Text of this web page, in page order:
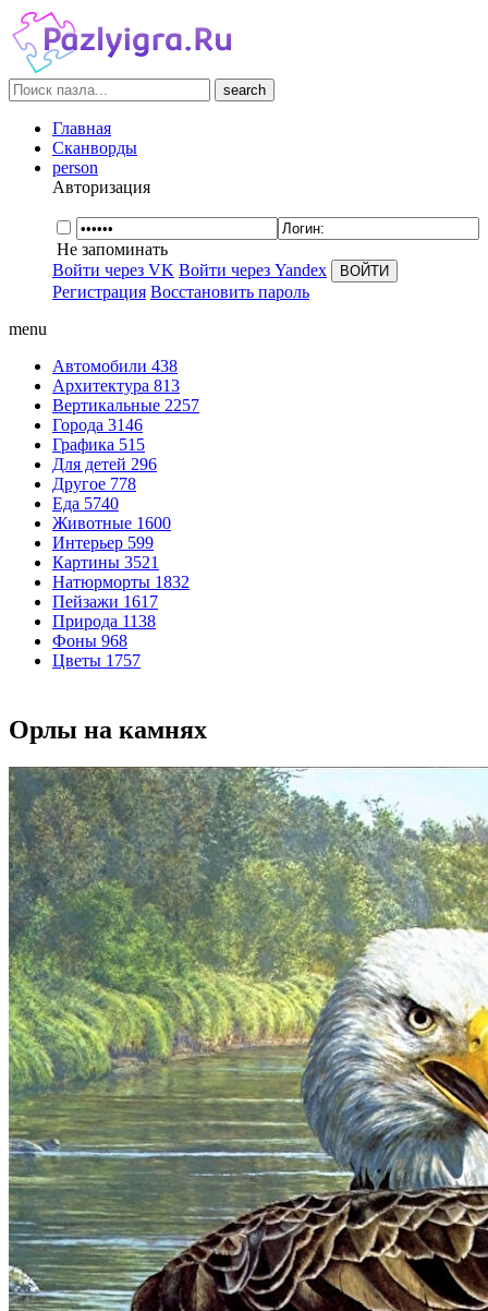
search
Главная
Сканворды
person
Авторизация
Не запоминать
Войти через VK Войти через Yandex
Регистрация Восстановить пароль
menu
Автомобили 438
Архитектура 813
Вертикальные 2257
Города 3146
Графика 515
Для детей 296
Другое 778
Еда 5740
Животные 1600
Интерьер 599
Картины 3521
Натюрморты 1832
Пейзажи 1617
Природа 1138
Фоны 968
Цветы 1757
Орлы на камнях